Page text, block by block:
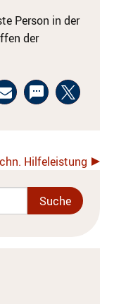
Person in der
der
Hilfeleistung